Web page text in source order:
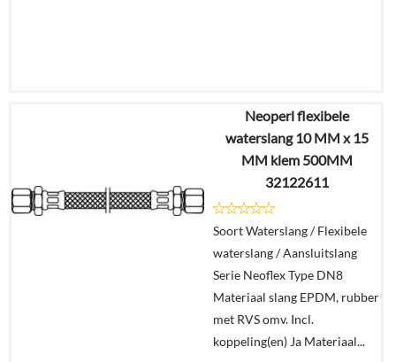
€6,73
€5,27
In
winkelmand
Neoperl flexibele
waterslang 10 MM x 15
MM klem 500MM
32122611
Soort Waterslang / Flexibele
waterslang / Aansluitslang
Serie Neoflex Type DN8
Materiaal slang EPDM, rubber
met RVS omv. Incl.
koppeling(en) Ja Materiaal...